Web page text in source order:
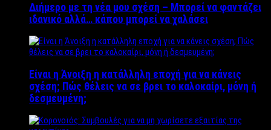
Διήμερο με τη νέα μου σχέση – Μπορεί να φαντάζει
ιδανικό αλλά… κάπου μπορεί να χαλάσει
Είναι η Άνοιξη η κατάλληλη εποχή για να κάνεις
σχέση; Πώς θέλεις να σε βρει το καλοκαίρι, μόνη ή
δεσμευμένη;